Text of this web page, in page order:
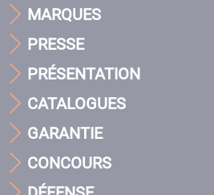
MARQUES
PRESSE
PRÉSENTATION
CATALOGUES
GARANTIE
CONCOURS